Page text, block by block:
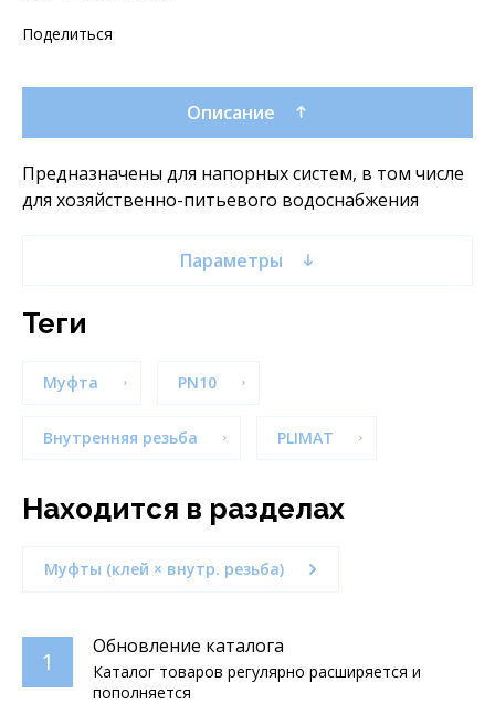
Поделиться
Описание
Предназначены для напорных систем, в том числе
для хозяйственно-питьевого водоснабжения
Параметры
теги
Муфта PN10
Внутренняя резьба PLIMAT
Находится в разделах
Муфты (клей × внутр. резьба)
1
Обновление каталога
Каталог товаров регулярно расширяется и
пополняется